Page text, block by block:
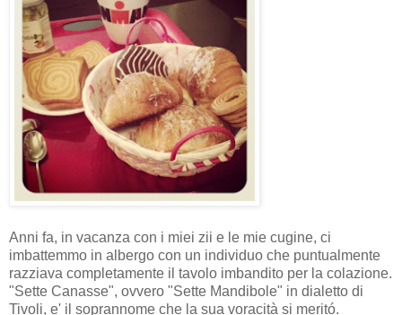
Anni fa, in vacanza con i miei zii e le mie cugine, ci
imbattemmo in albergo con un individuo che puntualmente
razziava completamente il tavolo imbandito per la colazione.
"Sette Canasse", ovvero "Sette Mandibole" in dialetto di
Tivoli, e' il soprannome che la sua voracità si meritó.